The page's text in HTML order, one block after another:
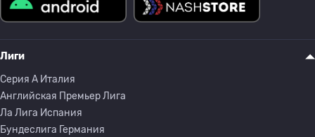
Лиги
Серия A Италия
Английская Премьер Лига
Ла Лига Испания
Бундеслига Германия